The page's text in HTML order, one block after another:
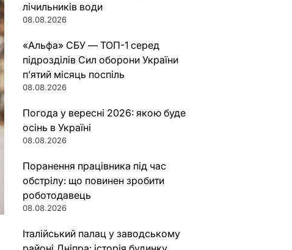
лічильників води
08.08.2026
«Альфа» СБУ — ТОП-1 серед
підрозділів Сил оборони України
п’ятий місяць поспіль
08.08.2026
Погода у вересні 2026: якою буде
осінь в Україні
08.08.2026
Поранення працівника під час
обстрілу: що повинен зробити
роботодавець
08.08.2026
Італійський палац у заводському